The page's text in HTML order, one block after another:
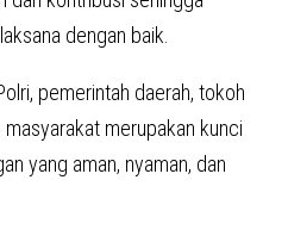
dengan baik.
pemerintah daerah, tokoh
merupakan kunci
yang aman, nyaman, dan